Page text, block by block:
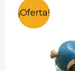
¡Oferta!